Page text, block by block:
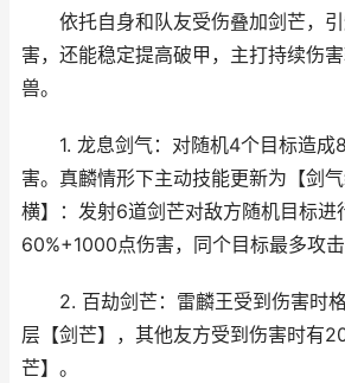
依托自身和队友受伤叠加剑芒，引
害，还能稳定提高破甲，主打持续伤
兽。
1. 龙息剑气：对随机4个目标造成
害。真麟情形下主动技能更新为【剑
横】：发射6道剑芒对敌方随机目标进
60%+1000点伤害，同个目标最多攻击
2. 百劫剑芒：雷麟王受到伤害时格
层【剑芒】，其他友方受到伤害时有
芒】。